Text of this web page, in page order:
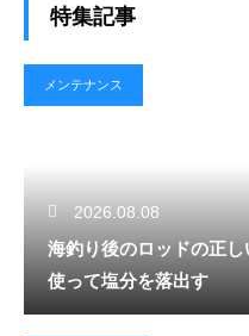
特集記事
メンテナンス
2026.08.08
海釣り後のロッドの正
使って塩分を落出す